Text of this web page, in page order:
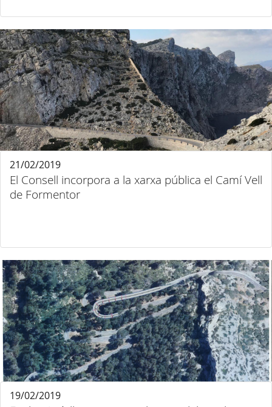
El Consell incorpora a la xarxa pública el Camí Vell
de Formentor
21/02/2019
19/02/2019